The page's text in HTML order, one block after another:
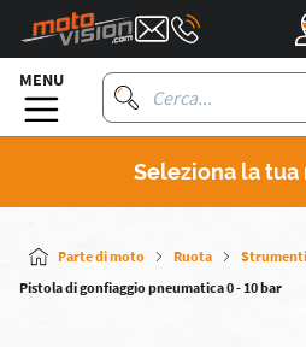
MENU
Seleziona la tua
Parte di moto Ruota
Pistola di gonfiaggio pneumatica 0 - 10 bar